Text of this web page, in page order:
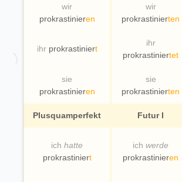
wir
prokrastinieren
wir
prokrastinierten
ihrprokrastiniert
ihr
prokrastiniertet
sie
prokrastinieren
sie
prokrastinierten
Plusquamperfekt Futur I
ich hatte
prokrastiniert
ich werde
prokrastinieren